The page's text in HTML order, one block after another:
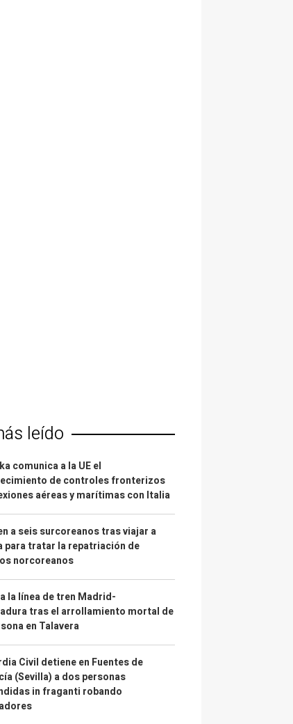
leído
comunica a la UE el
de controles fronterizos
aéreas y marítimas con Italia
a seis surcoreanos tras viajar a
para tratar la repatriación de
norcoreanos
la línea de tren Madrid-
tras el arrollamiento mortal de
en Talavera
Civil detiene en Fuentes de
(Sevilla) a dos personas
in fraganti robando